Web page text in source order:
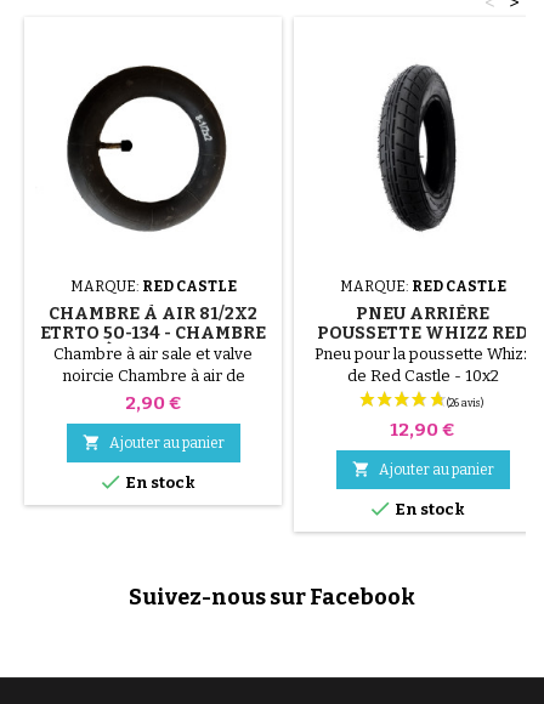
MARQUE: RED CASTLE
CHAMBRE À AIR 81/2X2
ETRTO 50-134 - CHAMBRE
À AIR SALE
Chambre à air sale et valve
noircie Chambre à air de
dimension 8 1/2x2 - 8.5x2 Pour
pneu 81/2x2 ETRTO 50-134
Prix
2,90 €
 Ajouter au panier
 En stock
MARQUE: RED CASTLE
PNEU ARRIÈRE
POUSSETTE WHIZZ RED
CASTLE
Pneu pour la poussette Whizz
de Red Castle - 10x2
Prix
12,90 €
 Ajouter au panier
 En stock
Suivez-nous sur Facebook